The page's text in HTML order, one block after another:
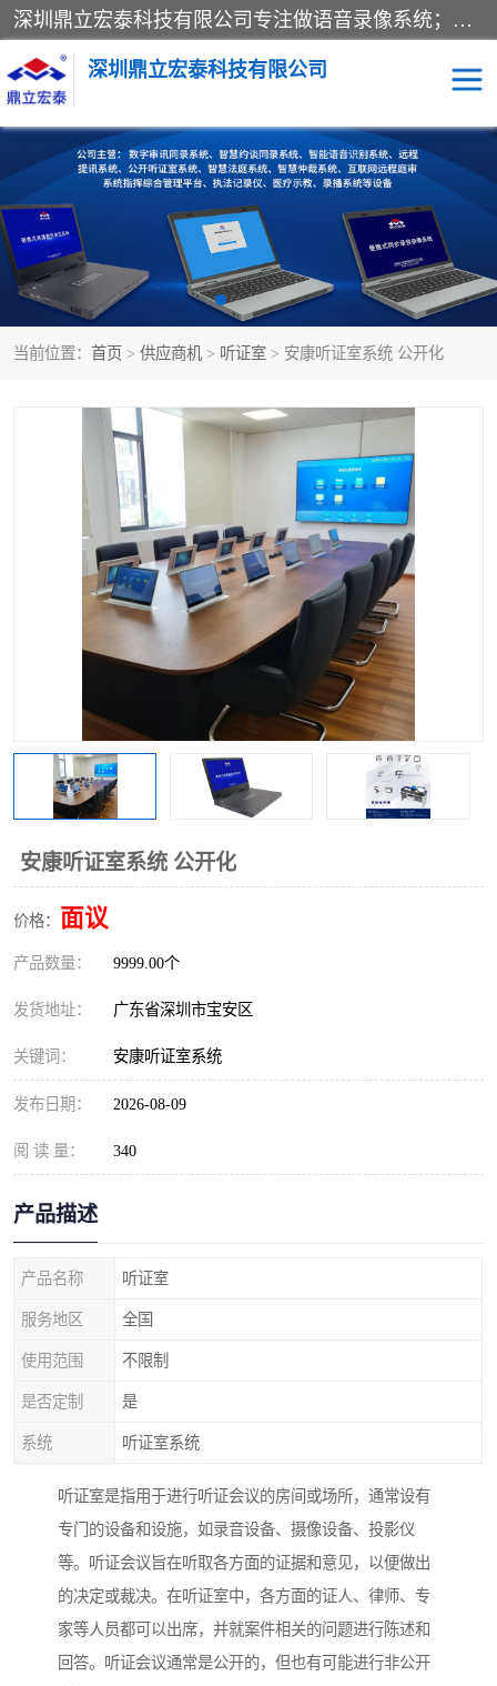
深圳鼎立宏泰科技有限公司专注做语音录像系统；主要服务有：约谈室同步录音录像系统、设计数字询问同步录音录像、数字约谈室同步录音录像、公开听证室、智慧庭审、智能语音识别转写、远程提讯（提审）、记录仪、远程指挥综合管理平台、录播系统等
深圳鼎立宏泰科技有限公司
当前位置： 首页 > 供应商机 > 听证室 > 安康听证室系统 公开化
安康听证室系统 公开化
价格： 面议
产品数量： 9999.00个
发货地址： 广东省深圳市宝安区
关键词： 安康听证室系统
发布日期： 2026-08-09
阅 读 量： 340
产品描述
产品名称 听证室
服务地区 全国
使用范围 不限制
是否定制 是
系统 听证室系统
听证室是指用于进行听证会议的房间或场所，通常设有
专门的设备和设施，如录音设备、摄像设备、投影仪
等。听证会议旨在听取各方面的证据和意见，以便做出
的决定或裁决。在听证室中，各方面的证人、律师、专
家等人员都可以出席，并就案件相关的问题进行陈述和
回答。听证会议通常是公开的，但也有可能进行非公开
同步录音录像设备 便携式审讯设备
数字法庭 听证室
远程提讯 语音识别